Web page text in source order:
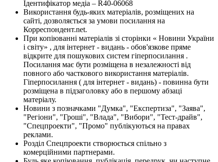
Ідентифікатор медіа – R40-06068
Використання будь-яких матеріалів, розміщених на
сайті, дозволяється за умови посилання на
Корреспондент.net.
При копіюванні матеріалів зі сторінки « Новини України
і світу» , для інтернет - видань - обов'язкове пряме
відкрите для пошукових систем гіперпосилання .
Посилання має бути розміщена в незалежності від
повного або часткового використання матеріалів.
Гіперпосилання ( для інтернет - видань) - повинна бути
розміщена в підзаголовку або в першому абзаці
матеріалу.
Новини з позначками "Думка", "Експертиза", "Заява",
"Регіони", "Гроші", "Влада", "Вибори", "Тест-драйв",
"Спецпроекти", "Промо" публікуються на правах
реклами.
Розділ Спецпроекти створюється спільно з
комерційними партнерами.